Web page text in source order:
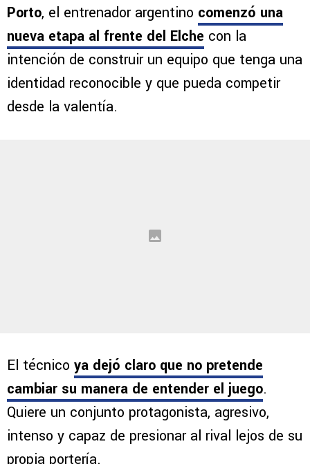
Porto, el entrenador argentino comenzó una
nueva etapa al frente del Elche con la
intención de construir un equipo que tenga una
identidad reconocible y que pueda competir
desde la valentía.
El técnico ya dejó claro que no pretende
cambiar su manera de entender el juego.
Quiere un conjunto protagonista, agresivo,
intenso y capaz de presionar al rival lejos de su
propia portería.